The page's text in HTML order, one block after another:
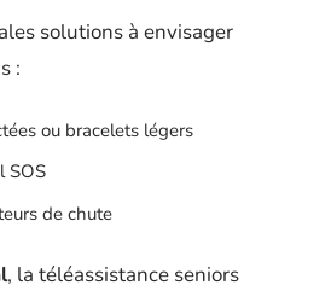
solutions à envisager
:
ou bracelets légers
SOS
de chute
, la téléassistance seniors